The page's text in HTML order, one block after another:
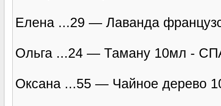
Елена ...29 — Лаванда
Ольга ...24 — Таману 10мл -
Оксана ...55 — Чайное дерево